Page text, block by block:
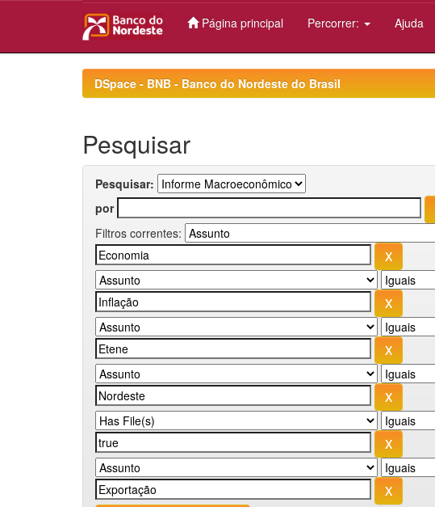
Página principal Percorrer: Ajuda
DSpace - BNB - Banco do Nordeste do Brasil
Pesquisar
Pesquisar:
por
Filtros correntes: